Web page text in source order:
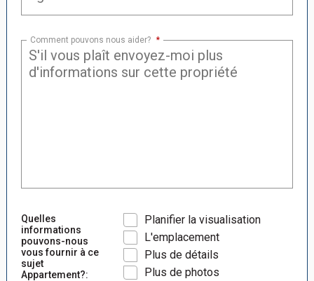
Comment pouvons nous aider? *
Quelles
informations
pouvons-nous
vous fournir à ce
sujet
Appartement?:
Planifier la visualisation
L'emplacement
Plus de détails
Plus de photos